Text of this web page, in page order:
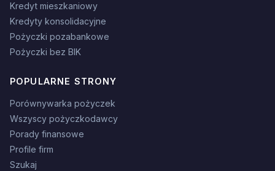
Kredyt mieszkaniowy
Kredyty konsolidacyjne
Pożyczki pozabankowe
Pożyczki bez BIK
POPULARNE STRONY
Porównywarka pożyczek
Wszyscy pożyczkodawcy
Porady finansowe
Profile firm
Szukaj